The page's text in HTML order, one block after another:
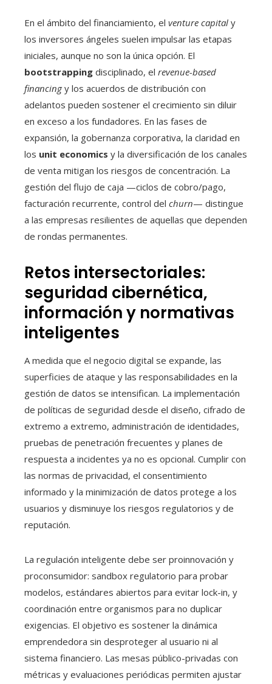
En el ámbito del financiamiento, el venture capital y
los inversores ángeles suelen impulsar las etapas
iniciales, aunque no son la única opción. El
bootstrapping disciplinado, el revenue-based
financingy los acuerdos de distribución con
adelantos pueden sostener el crecimiento sin diluir
en exceso a los fundadores. En las fases de
expansión, la gobernanza corporativa, la claridad en
los unit economics y la diversificación de los canales
de venta mitigan los riesgos de concentración. La
gestión del flujo de caja —ciclos de cobro/pago,
facturación recurrente, control del churn— distingue
a las empresas resilientes de aquellas que dependen
de rondas permanentes.
Retos intersectoriales:
seguridad cibernética,
información y normativas
inteligentes
A medida que el negocio digital se expande, las
superficies de ataque y las responsabilidades en la
gestión de datos se intensifican. La implementación
de políticas de seguridad desde el diseño, cifrado de
extremo a extremo, administración de identidades,
pruebas de penetración frecuentes y planes de
respuesta a incidentes ya no es opcional. Cumplir con
las normas de privacidad, el consentimiento
informado y la minimización de datos protege a los
usuarios y disminuye los riesgos regulatorios y de
reputación.
La regulación inteligente debe ser proinnovación y
proconsumidor: sandbox regulatorio para probar
modelos, estándares abiertos para evitar lock-in, y
coordinación entre organismos para no duplicar
exigencias. El objetivo es sostener la dinámica
emprendedora sin desproteger al usuario ni al
sistema financiero. Las mesas público-privadas con
métricas y evaluaciones periódicas permiten ajustar